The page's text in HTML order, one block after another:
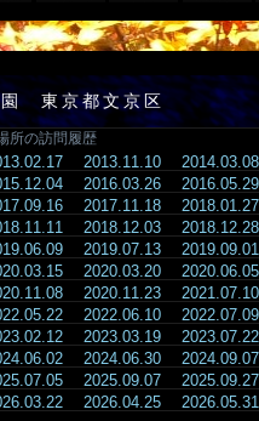
園 東京都文京区
所の訪問履歴
2013.11.10
2016.03.26
2017.11.18
2018.12.03
2019.07.13
2020.03.20
2020.11.23
2022.06.10
2023.03.19
2024.06.30
2025.09.07
2026.04.25